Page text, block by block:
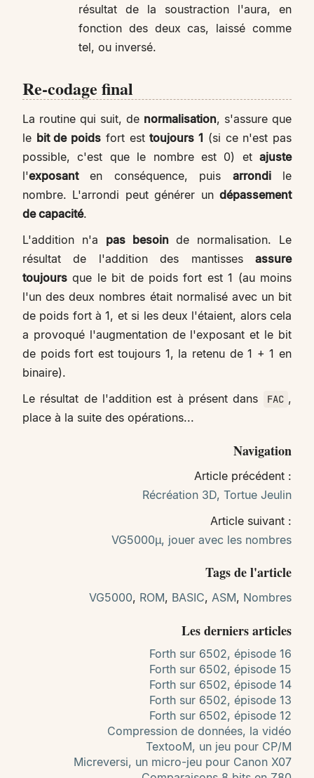
résultat de la soustraction l'aura, en
fonction des deux cas, laissé comme
tel, ou inversé.
Re-codage final
La routine qui suit, de normalisation, s'assure que
le bit de poids fort esttoujours 1 (si ce n'est pas
possible, c'est que le nombre est 0) et ajuste
l'exposanten conséquence, puis arrondile
nombre. L'arrondi peut générer un dépassement
de capacité.
L'addition n'a pas besoinde normalisation. Le
résultat de l'addition des mantisses assure
toujours que le bit de poids fort est 1 (au moins
l'un des deux nombres était normalisé avec un bit
de poids fort à 1, et si les deux l'étaient, alors cela
a provoqué l'augmentation de l'exposant et le bit
de poids fort est toujours 1, la retenu de 1 + 1 en
binaire).
Le résultat de l'addition est à présent dans
FAC ,
place à la suite des opérations...
Navigation
Article précédent :
Récréation 3D, Tortue Jeulin
Article suivant :
VG5000µ, jouer avec les nombres
Tags de l'article
VG5000, ROM, BASIC, ASM, Nombres
Les derniers articles
Forth sur 6502, épisode 16
Forth sur 6502, épisode 15
Forth sur 6502, épisode 14
Forth sur 6502, épisode 13
Forth sur 6502, épisode 12
Compression de données, la vidéo
TextooM, un jeu pour CP/M
Micreversi, un micro-jeu pour Canon X07